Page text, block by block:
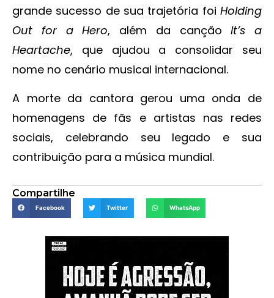
grande sucesso de sua trajetória foi Holding
Out for a Hero, além da cançãoIt’s a
Heartache, que ajudou a consolidar seu
nome no cenário musical internacional.
A morte da cantora gerou uma onda de
homenagens de fãs e artistas nas redes
sociais, celebrando seu legado e sua
contribuição para a música mundial.
Compartilhe
Facebook Twitter WhatsApp